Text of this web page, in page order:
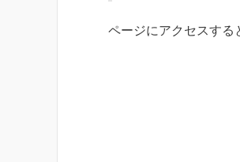
ページにアクセスする